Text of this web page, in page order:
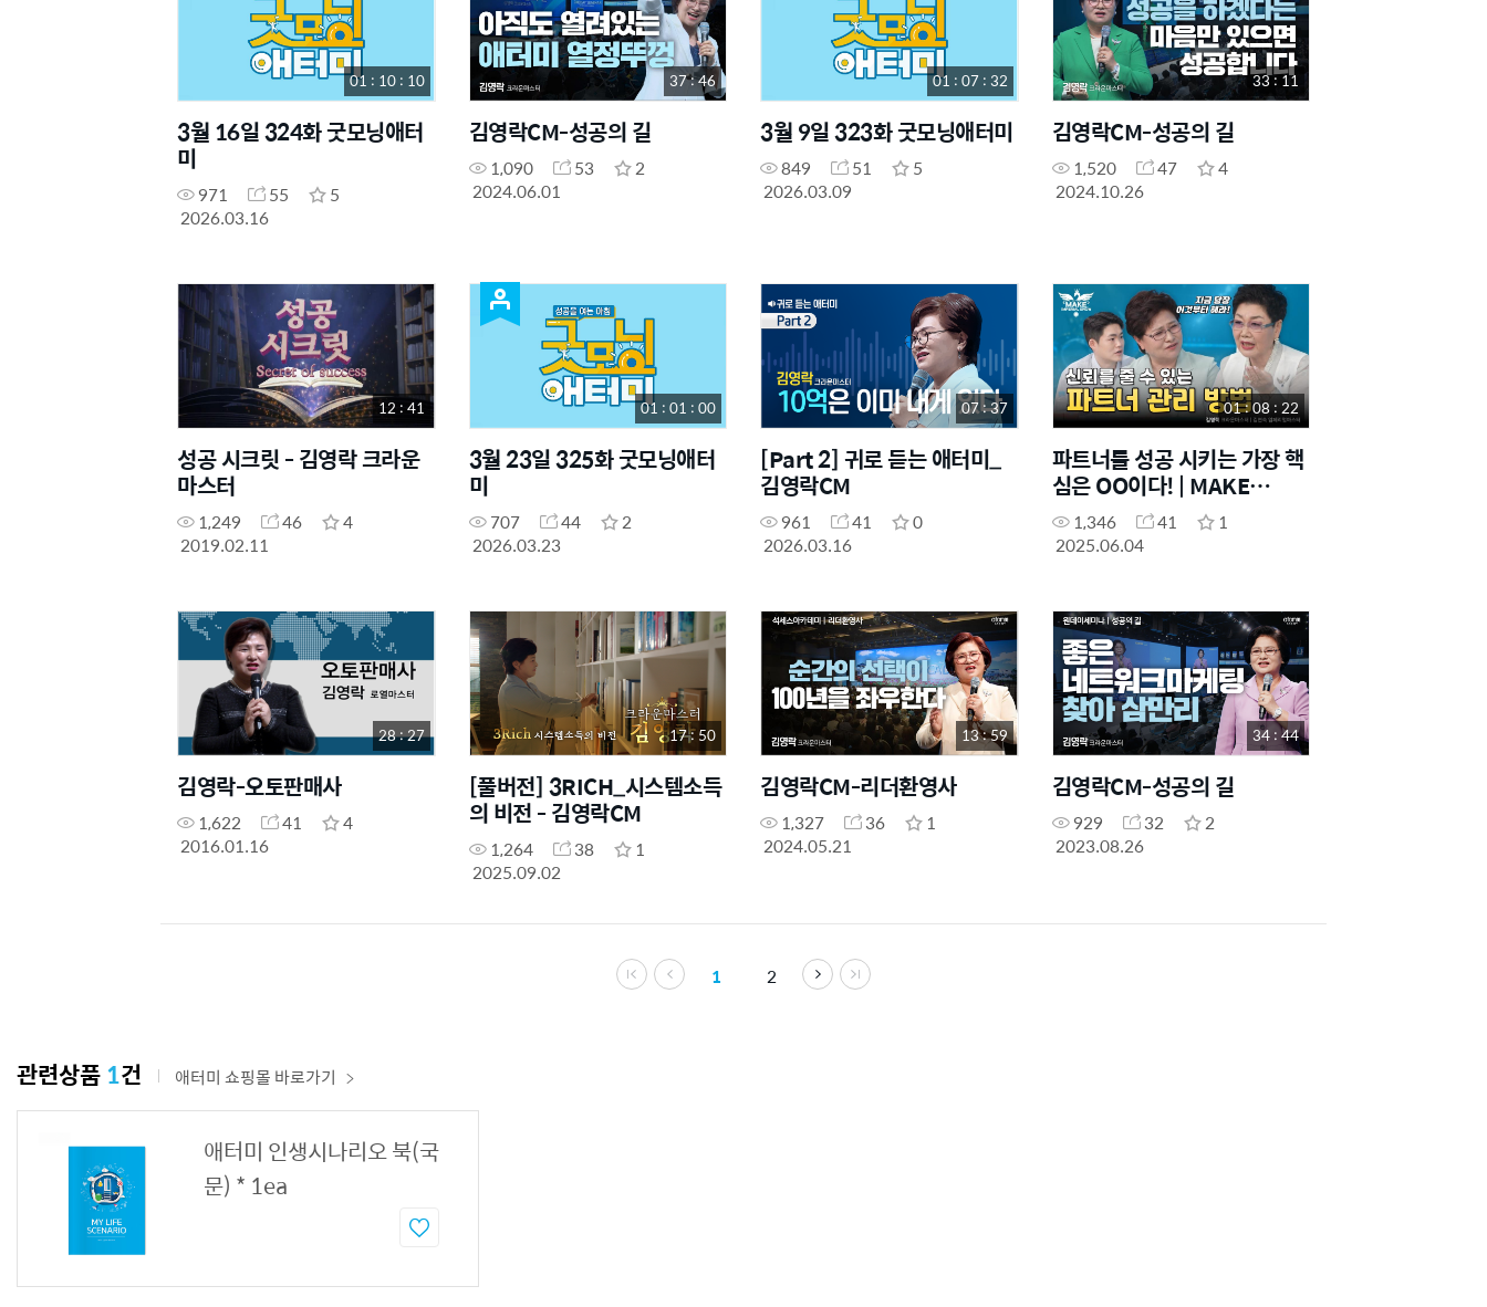
01 : 10 : 10
3월 16일 324화 굿모닝애터
미
971 55
5
2026.03.16
37 : 46
김영락CM-성공의 길
1,090 53
2
2024.06.01
01 : 07 : 32
3월 9일 323화 굿모닝애터미
849 51
5
2026.03.09
33 : 11
김영락CM-성공의 길
1,520 47
4
2024.10.26
12 : 41
성공 시크릿 - 김영락 크라운
마스터
1,249 46
4
2019.02.11
01 : 01 : 00
3월 23일 325화 굿모닝애터
미
707 44
2
2026.03.23
07 : 37
[Part 2] 귀로 듣는 애터미_
김영락CM
961 41
0
2026.03.16
01 : 08 : 22
파트너를 성공 시키는 가장 핵
심은 OO이다! | MAKE
IMPERIAL SHOW EP.1
1,346 41
1
2025.06.04
28 : 27
김영락-오토판매사
1,622 41
4
2016.01.16
17 : 50
[풀버전] 3RICH_시스템소득
의 비전 - 김영락CM
1,264 38
1
2025.09.02
13 : 59
김영락CM-리더환영사
1,327 36
1
2024.05.21
34 : 44
김영락CM-성공의 길
929 32
2
2023.08.26
1 2
관련상품1건 애터미 쇼핑몰 바로가기
애터미 인생시나리오 북(국
문) * 1ea